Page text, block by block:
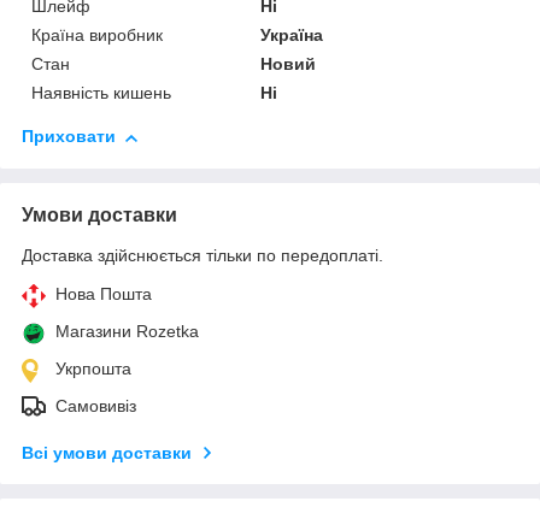
Шлейф
Ні
Країна виробник
Україна
Стан
Новий
Наявність кишень
Ні
Приховати
Умови доставки
Доставка здійснюється тільки по передоплаті.
Нова Пошта
Магазини Rozetka
Укрпошта
Самовивіз
Всі умови доставки